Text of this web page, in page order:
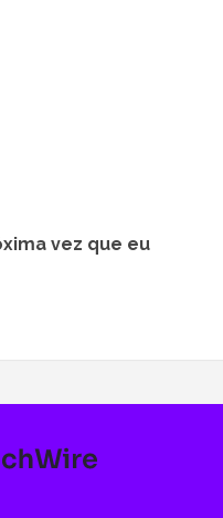
vez que eu